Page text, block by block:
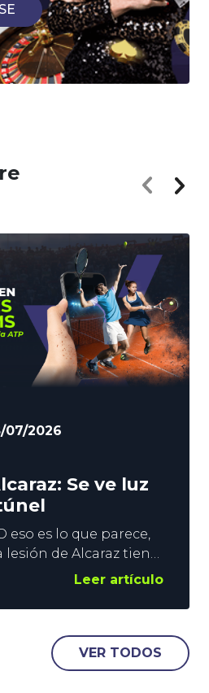
07/2026
Se ve luz
eso es lo que parece,
lesión de Alcaraz tiene
de las pistas desde
tenistas del
hace indicar que
de la reaparición del
Leer artículo
VER TODOS